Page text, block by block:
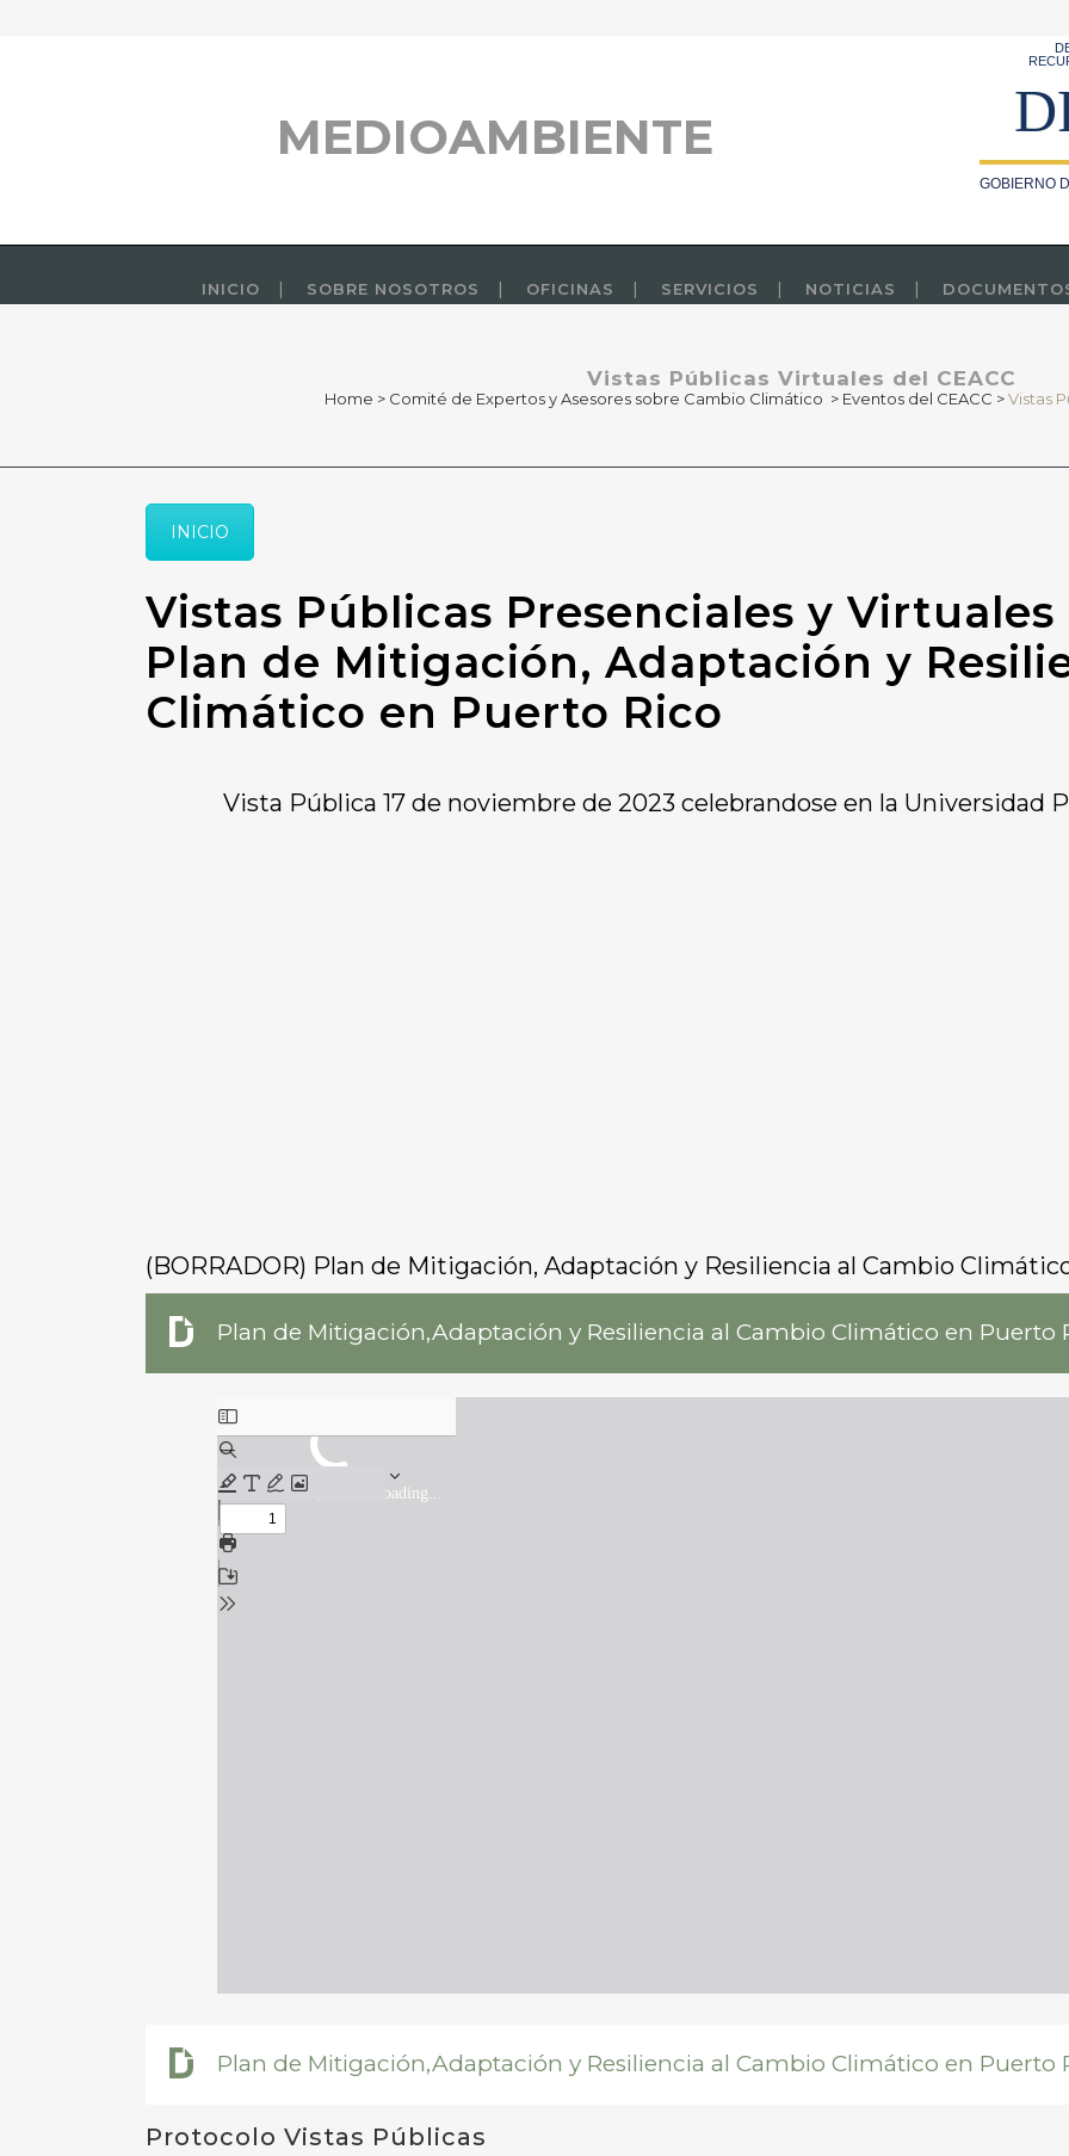
MEDIOAMBIENTE
GOBIERNO
INICIO SOBRE NOSOTROS OFICINAS SERVICIOS NOTICIAS
Vistas Públicas Virtuales del CEACC
Home > Comité de Expertos y Asesores sobre Cambio Climático > Eventos del CEACC >Vistas
INICIO
Vistas Públicas Presenciales y
Plan de Mitigación, Adaptación y
Climático en Puerto Rico
Vista Pública 17 de noviembre de 2023 celebrandose en la Universidad
(BORRADOR) Plan de Mitigación, Adaptación y Resiliencia al Cambio
Plan de Mitigación,Adaptación y Resiliencia al Cambio Climático en Puerto
Plan de Mitigación,Adaptación y Resiliencia al Cambio Climático en Puerto
Protocolo Vistas Públicas